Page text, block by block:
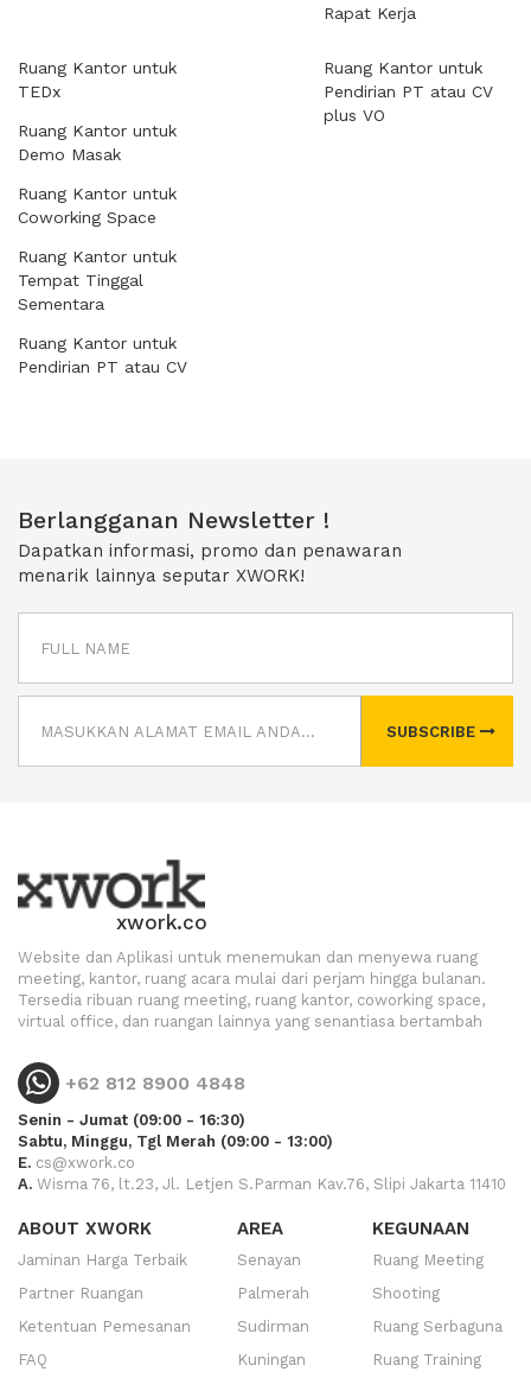
Rapat Kerja
Ruang Kantor untuk
TEDx
Ruang Kantor untuk
Demo Masak
Ruang Kantor untuk
Coworking Space
Ruang Kantor untuk
Tempat Tinggal
Sementara
Ruang Kantor untuk
Pendirian PT atau CV
Ruang Kantor untuk
Pendirian PT atau CV
plus VO
Berlangganan Newsletter !
Dapatkan informasi, promo dan penawaran
menarik lainnya seputar XWORK!
SUBSCRIBE
xwork.co
Website dan Aplikasi untuk menemukan dan menyewa ruang
meeting, kantor, ruang acara mulai dari perjam hingga bulanan.
Tersedia ribuan ruang meeting, ruang kantor, coworking space,
virtual office, dan ruangan lainnya yang senantiasa bertambah
+62 812 8900 4848
Senin - Jumat (09:00 - 16:30)
Sabtu, Minggu, Tgl Merah (09:00 - 13:00)
E. cs@xwork.co
A. Wisma 76, lt.23, Jl. Letjen S.Parman Kav.76, Slipi Jakarta 11410
ABOUT XWORK
Jaminan Harga Terbaik
Partner Ruangan
Ketentuan Pemesanan
FAQ
AREA
Senayan
Palmerah
Sudirman
Kuningan
KEGUNAAN
Ruang Meeting
Shooting
Ruang Serbaguna
Ruang Training